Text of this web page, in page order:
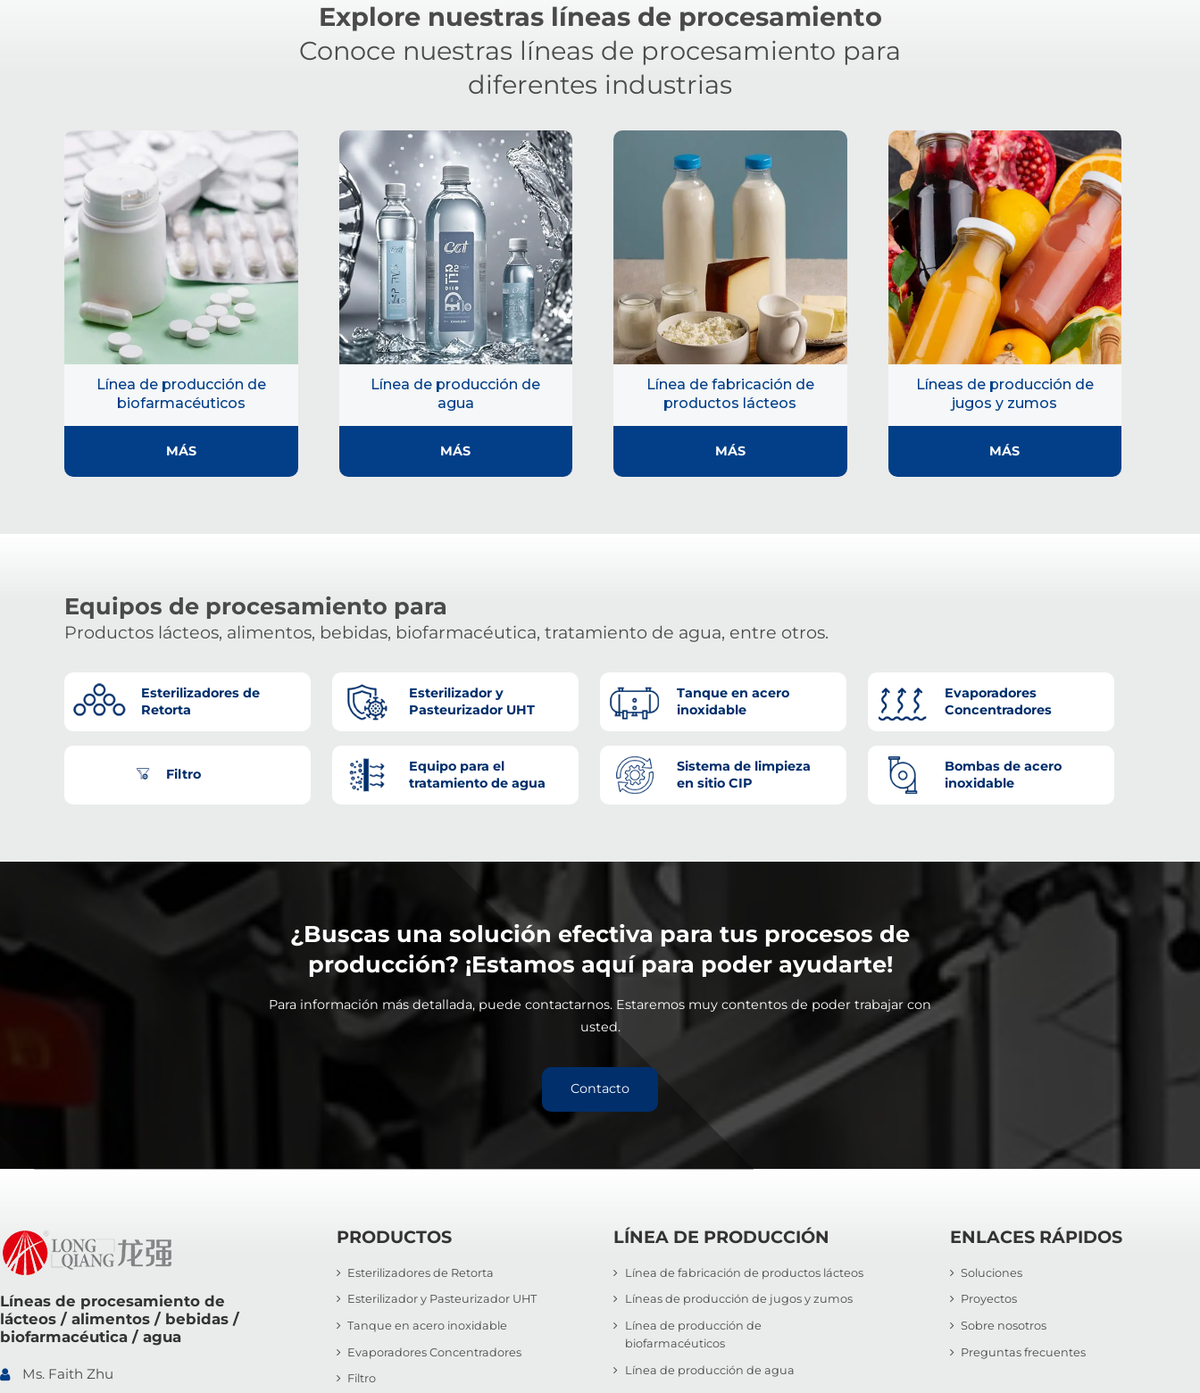
Explore nuestras líneas de procesamiento
Conoce nuestras líneas de procesamiento para
diferentes industrias
Línea de producción de
biofarmacéuticos
MÁS
Línea de producción de
agua
MÁS
Línea de fabricación de
productos lácteos
MÁS
Líneas de producción de
jugos y zumos
MÁS
Equipos de procesamiento para
Productos lácteos, alimentos, bebidas, biofarmacéutica, tratamiento de agua, entre otros.
Esterilizadores de
Retorta
Esterilizador y
Pasteurizador UHT
Tanque en acero
inoxidable
Evaporadores
Concentradores
Filtro
Equipo para el
tratamiento de agua
Sistema de limpieza
en sitio CIP
Bombas de acero
inoxidable
¿Buscas una solución efectiva para tus procesos de
producción? ¡Estamos aquí para poder ayudarte!
Para información más detallada, puede contactarnos. Estaremos muy contentos de poder trabajar con
usted.
Contacto
Líneas de procesamiento de
lácteos / alimentos / bebidas /
biofarmacéutica / agua
Ms. Faith Zhu
PRODUCTOS
Esterilizadores de Retorta
Esterilizador y Pasteurizador UHT
Tanque en acero inoxidable
Evaporadores Concentradores
Filtro
LÍNEA DE PRODUCCIÓN
Línea de fabricación de productos lácteos
Líneas de producción de jugos y zumos
Línea de producción de
biofarmacéuticos
Línea de producción de agua
ENLACES RÁPIDOS
Soluciones
Proyectos
Sobre nosotros
Preguntas frecuentes